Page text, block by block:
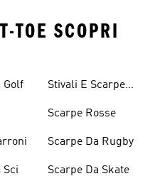
TOE SCOPRI
Golf
Sci
Stivali E Scarpe
Scarpe Rosse
Scarpe Da Rugby
Scarpe Da Skate